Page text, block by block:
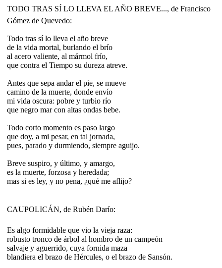
TODO TRAS SÍ LO LLEVA EL AÑO BREVE..., de Francisco
Gómez de Quevedo:
Todo tras sí lo lleva el año breve
de la vida mortal, burlando el brío
al acero valiente, al mármol frío,
que contra el Tiempo su dureza atreve.
Antes que sepa andar el pie, se mueve
camino de la muerte, donde envío
mi vida oscura: pobre y turbio río
que negro mar con altas ondas bebe.
Todo corto momento es paso largo
que doy, a mi pesar, en tal jornada,
pues, parado y durmiendo, siempre aguijo.
Breve suspiro, y último, y amargo,
es la muerte, forzosa y heredada;
mas si es ley, y no pena, ¿qué me aflijo?
CAUPOLICÁN, de Rubén Darío:
Es algo formidable que vio la vieja raza:
robusto tronco de árbol al hombro de un campeón
salvaje y aguerrido, cuya fornida maza
blandiera el brazo de Hércules, o el brazo de Sansón.